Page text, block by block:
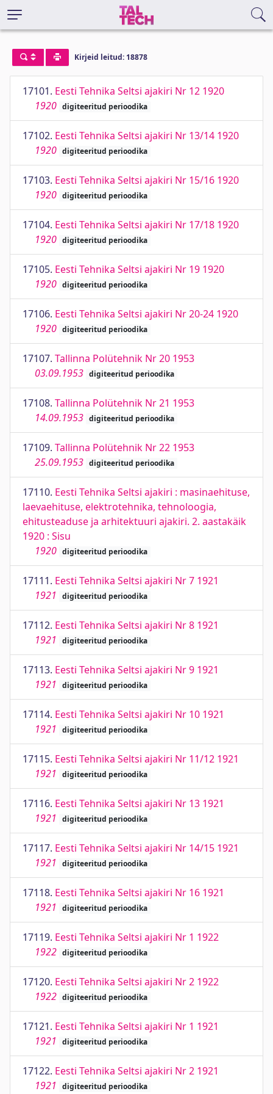
Kirjeid leitud: 18878
17101. Eesti Tehnika Seltsi ajakiri Nr 12 1920
1920 digiteeritud perioodika
17102. Eesti Tehnika Seltsi ajakiri Nr 13/14 1920
1920 digiteeritud perioodika
17103. Eesti Tehnika Seltsi ajakiri Nr 15/16 1920
1920 digiteeritud perioodika
17104. Eesti Tehnika Seltsi ajakiri Nr 17/18 1920
1920 digiteeritud perioodika
17105. Eesti Tehnika Seltsi ajakiri Nr 19 1920
1920 digiteeritud perioodika
17106. Eesti Tehnika Seltsi ajakiri Nr 20-24 1920
1920 digiteeritud perioodika
17107. Tallinna Polütehnik Nr 20 1953
03.09.1953 digiteeritud perioodika
17108. Tallinna Polütehnik Nr 21 1953
14.09.1953 digiteeritud perioodika
17109. Tallinna Polütehnik Nr 22 1953
25.09.1953 digiteeritud perioodika
17110. Eesti Tehnika Seltsi ajakiri : masinaehituse,
laevaehituse, elektrotehnika, tehnoloogia,
ehitusteaduse ja arhitektuuri ajakiri. 2. aastakäik
1920 : Sisu
1920 digiteeritud perioodika
17111. Eesti Tehnika Seltsi ajakiri Nr 7 1921
1921
digiteeritud perioodika
17112. Eesti Tehnika Seltsi ajakiri Nr 8 1921
1921
digiteeritud perioodika
17113. Eesti Tehnika Seltsi ajakiri Nr 9 1921
1921
digiteeritud perioodika
17114. Eesti Tehnika Seltsi ajakiri Nr 10 1921
1921
digiteeritud perioodika
17115. Eesti Tehnika Seltsi ajakiri Nr 11/12 1921
1921
digiteeritud perioodika
17116. Eesti Tehnika Seltsi ajakiri Nr 13 1921
1921
digiteeritud perioodika
17117. Eesti Tehnika Seltsi ajakiri Nr 14/15 1921
1921
digiteeritud perioodika
17118. Eesti Tehnika Seltsi ajakiri Nr 16 1921
1921
digiteeritud perioodika
17119. Eesti Tehnika Seltsi ajakiri Nr 1 1922
1922 digiteeritud perioodika
17120. Eesti Tehnika Seltsi ajakiri Nr 2 1922
1922 digiteeritud perioodika
17121. Eesti Tehnika Seltsi ajakiri Nr 1 1921
1921
digiteeritud perioodika
17122. Eesti Tehnika Seltsi ajakiri Nr 2 1921
1921
digiteeritud perioodika